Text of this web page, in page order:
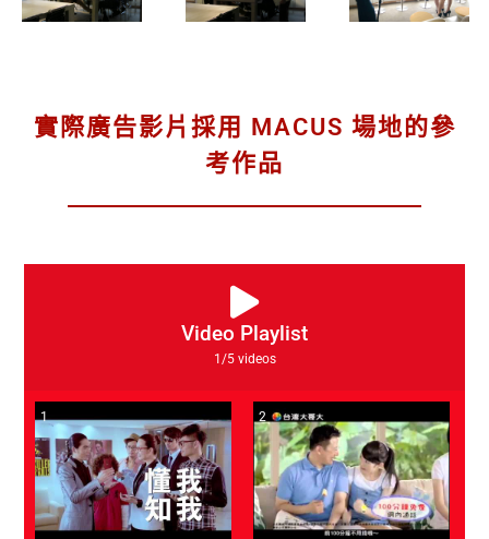
實際廣告影片採用 MACUS 場地的參
考作品
Video Playlist
1 /5 videos
1 2